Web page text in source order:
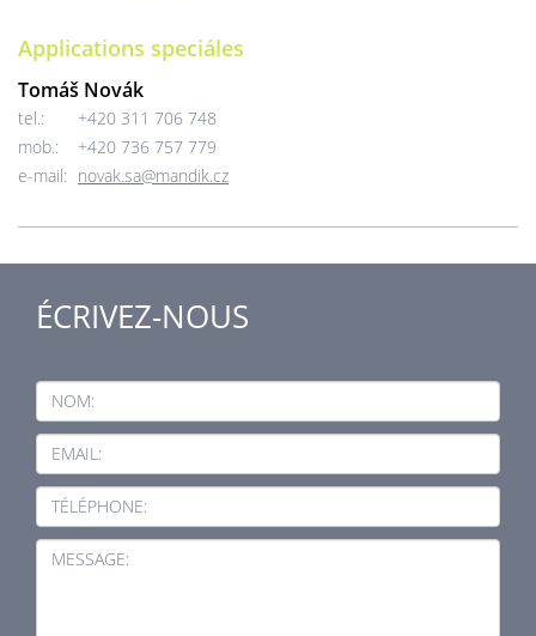
Applications speciáles
Tomáš Novák
tel.:
+420 311 706 748
mob.:
+420 736 757 779
e-mail: novak.sa@mandik.cz
ÉCRIVEZ-NOUS
NOM:
EMAIL:
TÉLÉPHONE:
MESSAGE: